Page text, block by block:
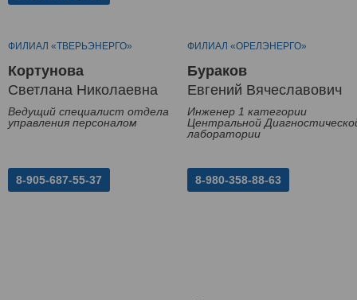
ФИЛИАЛ «ТВЕРЬЭНЕРГО»
Кортунова
Светлана Николаевна
Ведущий специалист отдела
управления персоналом
8-905-687-55-37
ФИЛИАЛ «ОРЕЛЭНЕРГО»
Бураков
Евгений Вячеславович
Инженер 1 категории
Центральной
лаборатории
8-980-358-88-63